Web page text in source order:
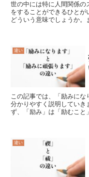
世の中には特に人間関係
をすることができるひと
どういう意味でしょうか。
違い
この記事では、「励みに
分かりやすく説明していき
ず、「励み」は「励むこと
違い